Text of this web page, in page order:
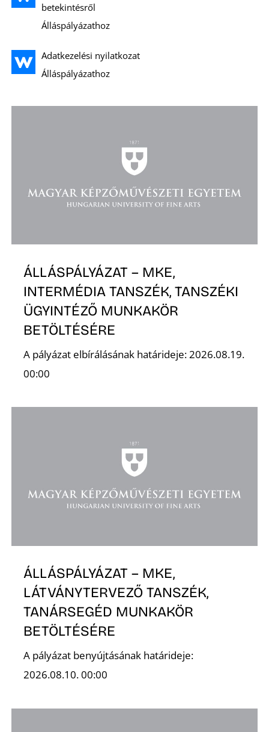
betekintésről
Álláspályázathoz
Adatkezelési nyilatkozat
Álláspályázathoz
ÁLLÁSPÁLYÁZAT – MKE,
INTERMÉDIA TANSZÉK, TANSZÉKI
ÜGYINTÉZŐ MUNKAKÖR
BETÖLTÉSÉRE
A pályázat elbírálásának határideje: 2026.08.19.
00:00
ÁLLÁSPÁLYÁZAT – MKE,
LÁTVÁNYTERVEZŐ TANSZÉK,
TANÁRSEGÉD MUNKAKÖR
BETÖLTÉSÉRE
A pályázat benyújtásának határideje:
2026.08.10. 00:00